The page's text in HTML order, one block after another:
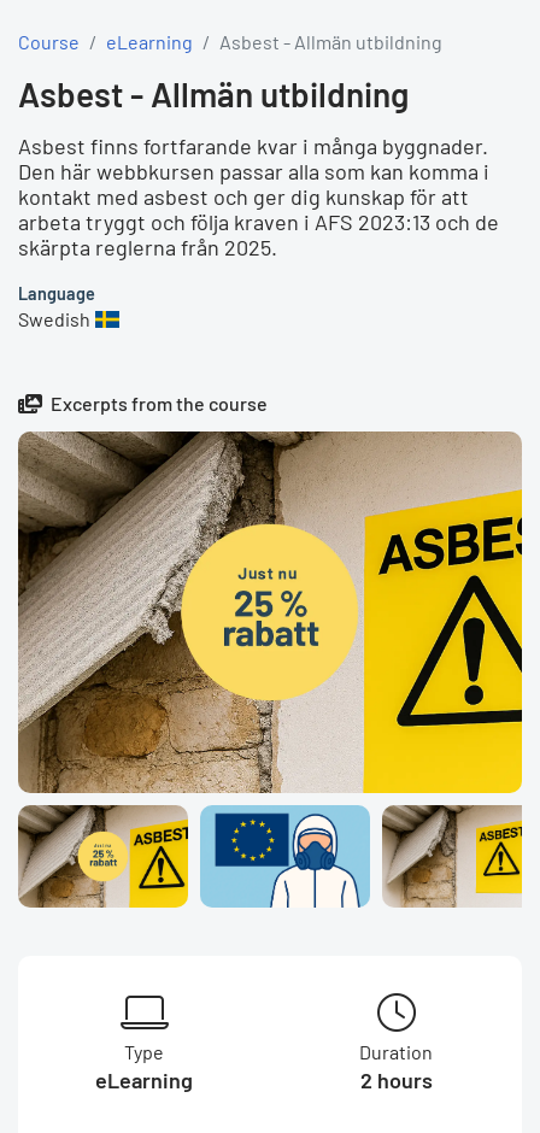
Course eLearning Asbest - Allmän utbildning
Asbest - Allmän utbildning
Asbest finns fortfarande kvar i många byggnader.
Den här webbkursen passar alla som kan komma i
kontakt med asbest och ger dig kunskap för att
arbeta tryggt och följa kraven i AFS 2023:13 och de
skärpta reglerna från 2025.
Language
Swedish
Excerpts from the course
Type
eLearning
Duration
2 hours